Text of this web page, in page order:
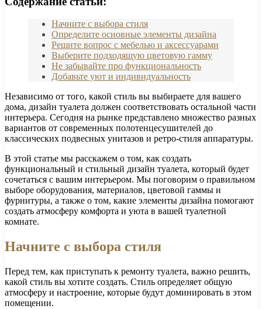
Начните с выбора стиля
Определите основные элементы дизайна
Решите вопрос с мебелью и аксессуарами
Выберите подходящую цветовую гамму
Не забывайте про функциональность
Добавьте уют и индивидуальность
Независимо от того, какой стиль вы выбираете для вашего
дома, дизайн туалета должен соответствовать остальной части
интерьера. Сегодня на рынке представлено множество разных
вариантов от современных полотенцесушителей до
классических подвесных унитазов и ретро-стиля аппаратуры.
В этой статье мы расскажем о том, как создать
функциональный и стильный дизайн туалета, который будет
сочетаться с вашим интерьером. Мы поговорим о правильном
выборе оборудования, материалов, цветовой гаммы и
фурнитуры, а также о том, какие элементы дизайна помогают
создать атмосферу комфорта и уюта в вашей туалетной
комнате.
Начните с выбора стиля
Перед тем, как приступать к ремонту туалета, важно решить,
какой стиль вы хотите создать. Стиль определяет общую
атмосферу и настроение, которые будут доминировать в этом
помещении.